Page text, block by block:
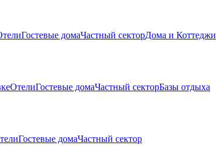
Гостевые домаЧастный секторДома и Коттеджи
ОтелиГостевые домаЧастный секторБазы отдыха
Гостевые домаЧастный сектор